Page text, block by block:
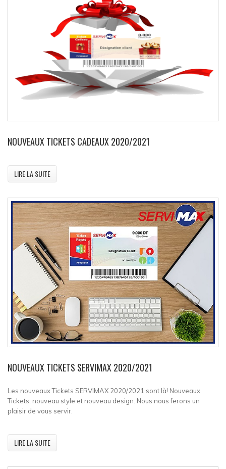
NOUVEAUX TICKETS CADEAUX 2020/2021
LIRE LA SUITE
NOUVEAUX TICKETS SERVIMAX 2020/2021
Les nouveaux Tickets SERVIMAX 2020/2021 sont là! Nouveaux
Tickets, nouveau style et nouveau design. Nous nous ferons un
plaisir de vous servir.
LIRE LA SUITE